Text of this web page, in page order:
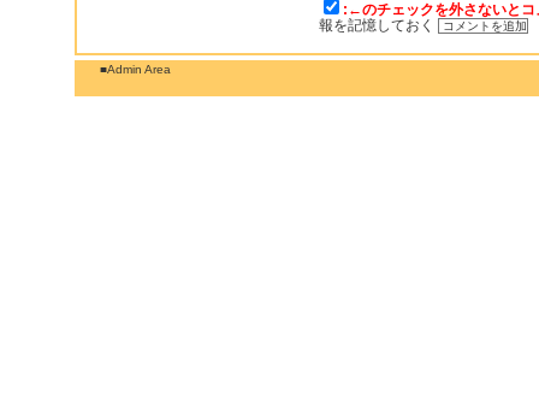
:←のチェックを外さないと
報を記憶しておく
■Admin Area